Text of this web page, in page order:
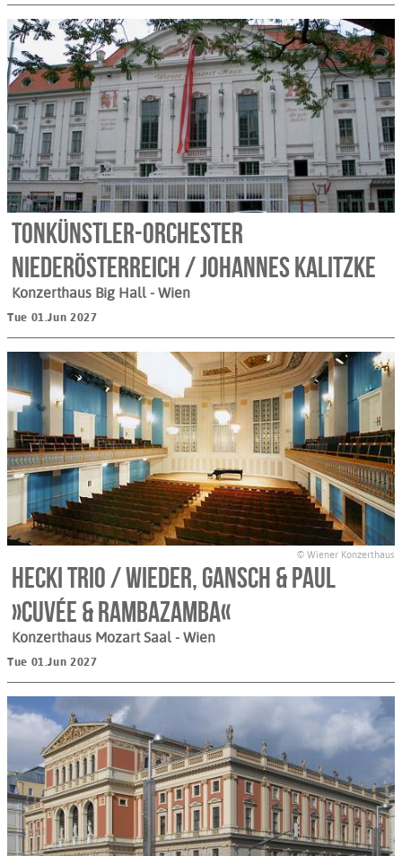
Tonkünstler-Orchester
Niederösterreich / Johannes Kalitzke
Konzerthaus Big Hall - Wien
Tue 01.Jun 2027
© Wiener Konzerthaus
Hecki Trio / Wieder, Gansch & Paul
»Cuvée & Rambazamba«
Konzerthaus Mozart Saal - Wien
Tue 01.Jun 2027